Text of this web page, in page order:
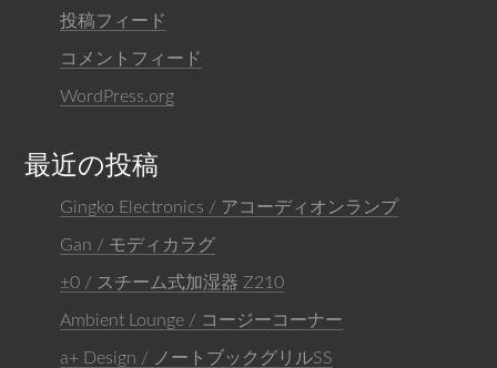
投稿フィード
コメントフィード
WordPress.org
最近の投稿
Gingko Electronics / アコーディオンランプ
Gan / モディカラグ
±0 / スチーム式加湿器 Z210
Ambient Lounge / コージーコーナー
a+ Design / ノートブックグリルSS